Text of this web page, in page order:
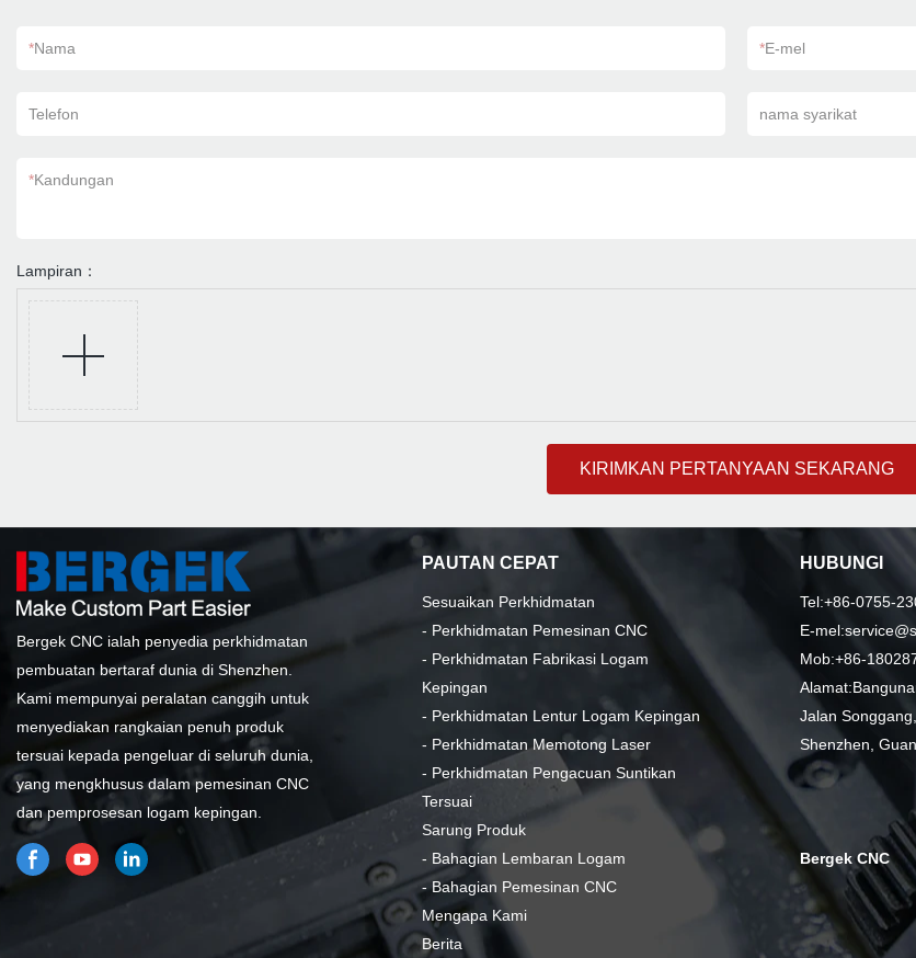
*Nama *E-mel
Telefon nama syarikat
*Kandungan
Lampiran：
KIRIMKAN PERTANYAAN SEKARANG
Bergek CNC ialah penyedia perkhidmatan
pembuatan bertaraf dunia di Shenzhen.
Kami mempunyai peralatan canggih untuk
menyediakan rangkaian penuh produk
tersuai kepada pengeluar di seluruh dunia,
yang mengkhusus dalam pemesinan CNC
dan pemprosesan logam kepingan.
PAUTAN CEPAT
Sesuaikan Perkhidmatan
- Perkhidmatan Pemesinan CNC
- Perkhidmatan Fabrikasi Logam
Kepingan
- Perkhidmatan Lentur Logam Kepingan
- Perkhidmatan Memotong Laser
- Perkhidmatan Pengacuan Suntikan
Tersuai
Sarung Produk
- Bahagian Lembaran Logam
-Bahagian Pemesinan CNC
Mengapa Kami
Berita
HUBUNGI
Tel:+86-0755-
E-
Mob:+86-
Jalan
Shenzhen,
Bergek CNC